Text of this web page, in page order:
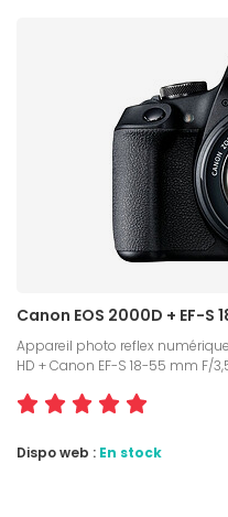
comprenant des
belles résolutions et
qualité d’image
à l’origine du succès
comme vous le
Canon EOS 2000D + EF-S
Appareil photo reflex numérique,
HD + Canon EF-S 18-55 mm F/
Dispo web : En stock